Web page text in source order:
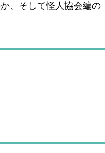
、そして怪人協会編の